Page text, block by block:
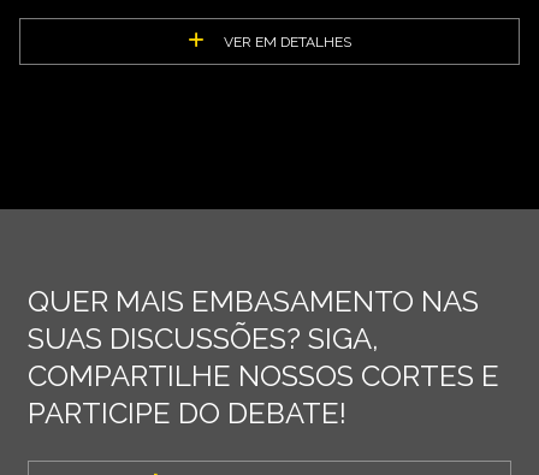
VER EM DETALHES
QUER MAIS EMBASAMENTO NAS
SUAS DISCUSSÕES? SIGA,
COMPARTILHE NOSSOS CORTES E
PARTICIPE DO DEBATE!